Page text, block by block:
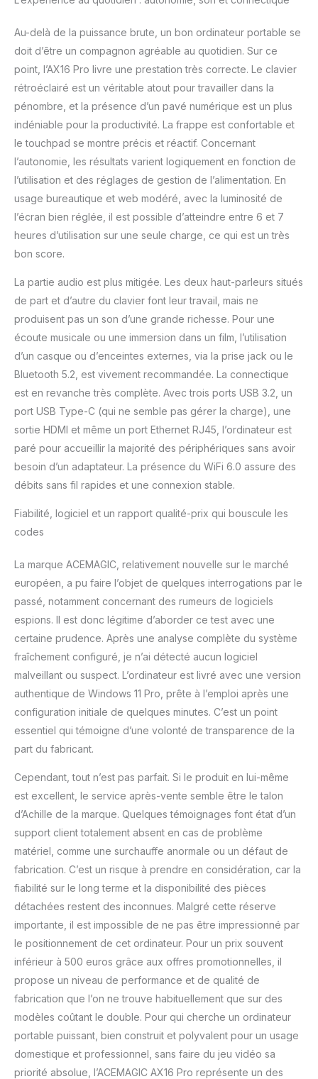
Au-delà de la puissance brute, un bon ordinateur portable se
doit d’être un compagnon agréable au quotidien. Sur ce
point, l’AX16 Pro livre une prestation très correcte. Le clavier
rétroéclairé est un véritable atout pour travailler dans la
pénombre, et la présence d’un pavé numérique est un plus
indéniable pour la productivité. La frappe est confortable et
le touchpad se montre précis et réactif. Concernant
l’autonomie, les résultats varient logiquement en fonction de
l’utilisation et des réglages de gestion de l’alimentation. En
usage bureautique et web modéré, avec la luminosité de
l’écran bien réglée, il est possible d’atteindre entre 6 et 7
heures d’utilisation sur une seule charge, ce qui est un très
bon score.
La partie audio est plus mitigée. Les deux haut-parleurs situés
de part et d’autre du clavier font leur travail, mais ne
produisent pas un son d’une grande richesse. Pour une
écoute musicale ou une immersion dans un film, l’utilisation
d’un casque ou d’enceintes externes, via la prise jack ou le
Bluetooth 5.2, est vivement recommandée. La connectique
est en revanche très complète. Avec trois ports USB 3.2, un
port USB Type-C (qui ne semble pas gérer la charge), une
sortie HDMI et même un port Ethernet RJ45, l’ordinateur est
paré pour accueillir la majorité des périphériques sans avoir
besoin d’un adaptateur. La présence du WiFi 6.0 assure des
débits sans fil rapides et une connexion stable.
Fiabilité, logiciel et un rapport qualité-prix qui bouscule les
codes
La marque ACEMAGIC, relativement nouvelle sur le marché
européen, a pu faire l’objet de quelques interrogations par le
passé, notamment concernant des rumeurs de logiciels
espions. Il est donc légitime d’aborder ce test avec une
certaine prudence. Après une analyse complète du système
fraîchement configuré, je n’ai détecté aucun logiciel
malveillant ou suspect. L’ordinateur est livré avec une version
authentique de Windows 11 Pro, prête à l’emploi après une
configuration initiale de quelques minutes. C’est un point
essentiel qui témoigne d’une volonté de transparence de la
part du fabricant.
Cependant, tout n’est pas parfait. Si le produit en lui-même
est excellent, le service après-vente semble être le talon
d’Achille de la marque. Quelques témoignages font état d’un
support client totalement absent en cas de problème
matériel, comme une surchauffe anormale ou un défaut de
fabrication. C’est un risque à prendre en considération, car la
fiabilité sur le long terme et la disponibilité des pièces
détachées restent des inconnues. Malgré cette réserve
importante, il est impossible de ne pas être impressionné par
le positionnement de cet ordinateur. Pour un prix souvent
inférieur à 500 euros grâce aux offres promotionnelles, il
propose un niveau de performance et de qualité de
fabrication que l’on ne trouve habituellement que sur des
modèles coûtant le double. Pour qui cherche un ordinateur
portable puissant, bien construit et polyvalent pour un usage
domestique et professionnel, sans faire du jeu vidéo sa
priorité absolue, l’ACEMAGIC AX16 Pro représente un des